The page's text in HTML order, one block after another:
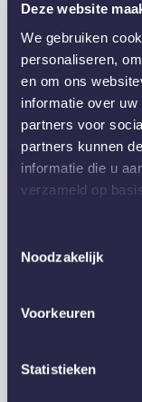
Deze website
We gebruiken
personaliseren,
en om ons
informatie over
partners voor
partners kunnen
informatie die u
verzameld op
Noodzakelijk
Voorkeuren
Statistieken